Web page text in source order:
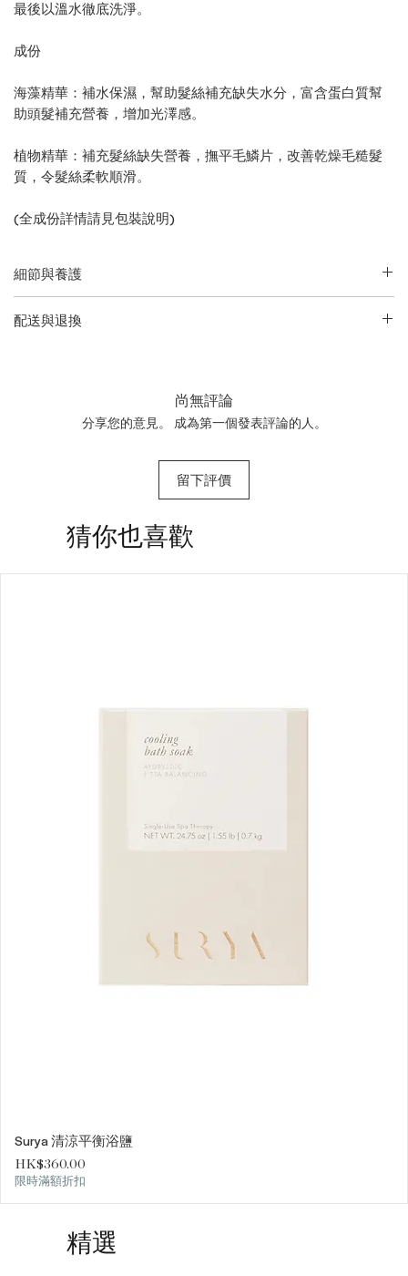
​猜你也喜歡
Surya 清涼平衡浴鹽
價格
HK$360.00
限時滿額折扣
最後以溫水徹底洗淨。
成份
海藻精華：補水保濕，幫助髮絲補充缺失水分，富含蛋白質幫
助頭髮補充營養，增加光澤感。
植物精華：補充髮絲缺失營養，撫平毛鱗片，改善乾燥毛糙髮
質，令髮絲柔軟順滑。
(全成份詳情請見包裝說明)
細節與養護
• 產品英文名稱與凈含量：
配送與退換
態。請注意：由於運送限制原因，香水、指甲油、蠟燭、噴霧
產品一旦售出將不予退換。
尚無評論
分享您的意見。 成為第一個發表評論的人。
留下評價
精選